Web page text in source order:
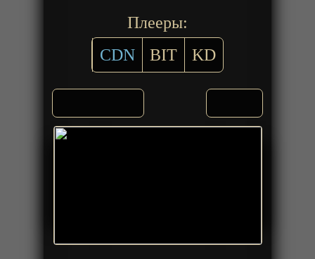
Плееры:
CDN
BIT KD